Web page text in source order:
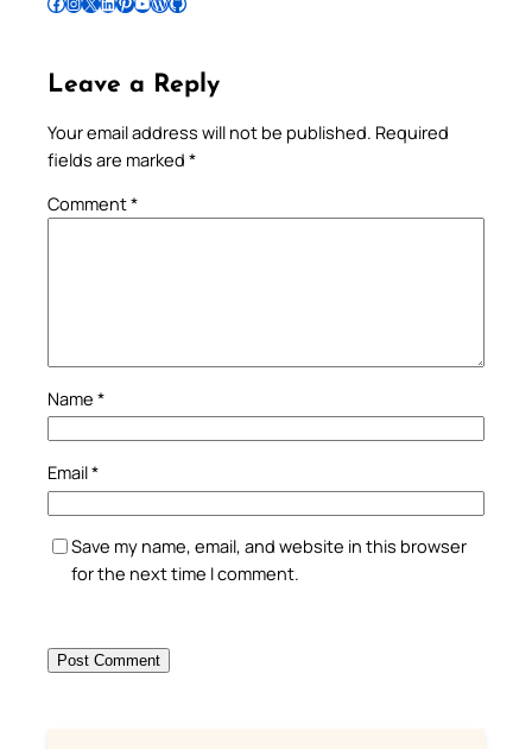
Leave a Reply
Your email address will not be published. Required
fields are marked *
Comment*
Name *
Email*
Save my name, email, and website in this browser
for the next time I comment.